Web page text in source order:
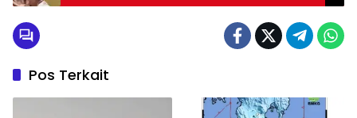
Manis
Pos Terkait